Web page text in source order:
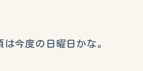
今度の日曜日かな。